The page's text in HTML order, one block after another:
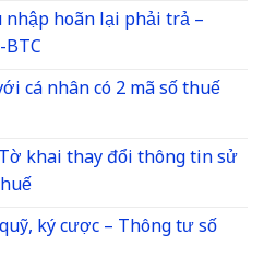
hoãn lại phải trả –
cá nhân có 2 mã số thuế
khai thay đổi thông tin sử
ký cược – Thông tư số